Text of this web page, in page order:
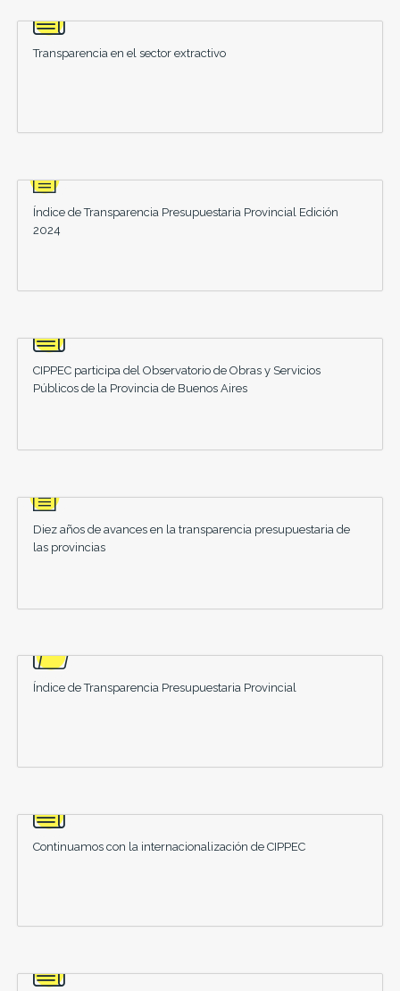
Transparencia en el sector extractivo
Índice de Transparencia Presupuestaria Provincial Edición
2024
CIPPEC participa del Observatorio de Obras y Servicios
Públicos de la Provincia de Buenos Aires
Diez años de avances en la transparencia presupuestaria de
las provincias
Índice de Transparencia Presupuestaria Provincial
Continuamos con la internacionalización de CIPPEC